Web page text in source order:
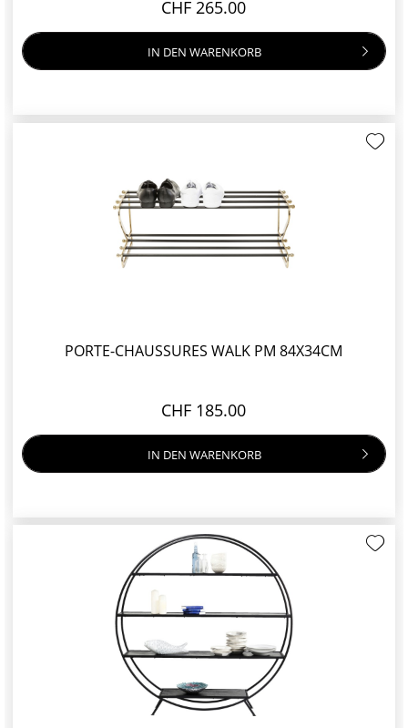
CHF 265.00
IN DEN WARENKORB
PORTE-CHAUSSURES WALK PM 84X34CM
CHF 185.00
IN DEN WARENKORB